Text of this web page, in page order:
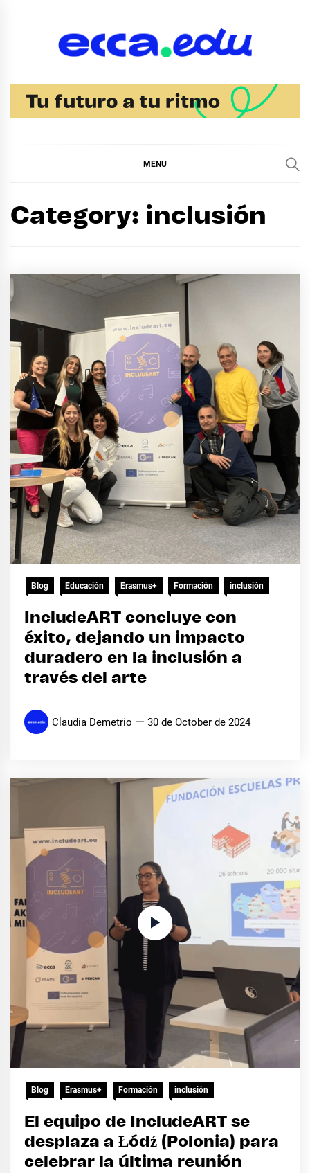
MENU
Category: inclusión
Blog Educación Erasmus+ Formación inclusión
IncludeART concluye con
éxito, dejando un impacto
duradero en la inclusión a
través del arte
Claudia Demetrio 30 de October de 2024
Blog Erasmus+ Formación inclusión
El equipo de IncludeART se
desplaza a Łódź (Polonia) para
celebrar la última reunión